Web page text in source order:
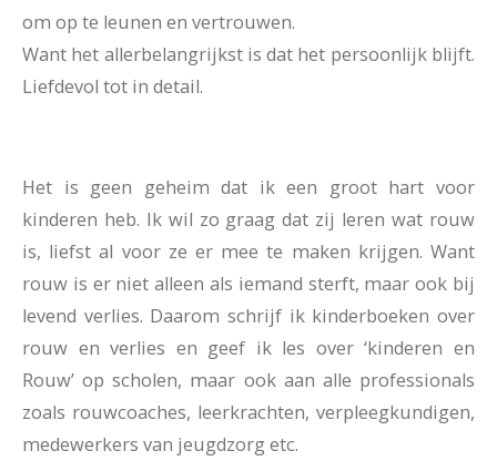
om op te leunen en vertrouwen.
Want het allerbelangrijkst is dat het persoonlijk blijft.
Liefdevol tot in detail.
Het is geen geheim dat ik een groot hart voor
kinderen heb. Ik wil zo graag dat zij leren wat rouw
is, liefst al voor ze er mee te maken krijgen. Want
rouw is er niet alleen als iemand sterft, maar ook bij
levend verlies. Daarom schrijf ik kinderboeken over
rouw en verlies en geef ik les over ‘kinderen en
Rouw’ op scholen, maar ook aan alle professionals
zoals rouwcoaches, leerkrachten, verpleegkundigen,
medewerkers van jeugdzorg etc.